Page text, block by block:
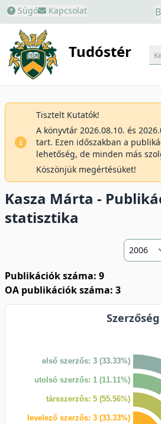
Súgó Kapcsolat
Tudóstér
Tisztelt Kutatók!
A könyvtár 2026.08.10. és
tart. Ezen időszakban a
lehetőség, de minden más
Köszönjük megértésüket!
Kasza Márta -
statisztika
Publikációk száma: 9
OA publikációk száma: 3
Szerzőség
első szerzős: 3 (33.33%)
utolsó szerzős: 1 (11.11%)
társszerzős: 5 (55.56%)
levelező szerzős: 3 (33.33%)